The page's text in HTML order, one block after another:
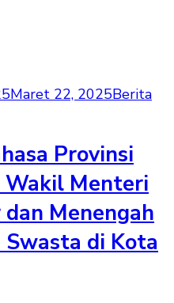
Maret 22, 2025Berita
Provinsi
Wakil Menteri
Menengah
di Kota